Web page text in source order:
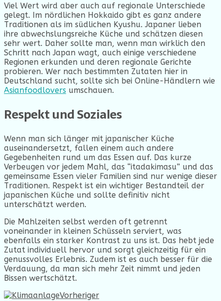
Viel Wert wird aber auch auf regionale Unterschiede
gelegt. Im nördlichen Hokkaido gibt es ganz andere
Traditionen als im südlichen Kyushu. Japaner lieben
ihre abwechslungsreiche Küche und schätzen diesen
sehr wert. Daher sollte man, wenn man wirklich den
Schritt nach Japan wagt, auch einige verschiedene
Regionen erkunden und deren regionale Gerichte
probieren. Wer nach bestimmten Zutaten hier in
Deutschland sucht, sollte sich bei Online-Händlern wie
Asianfoodlovers umschauen.
Respekt und Soziales
Wenn man sich länger mit japanischer Küche
auseinandersetzt, fallen einem auch andere
Gegebenheiten rund um das Essen auf. Das kurze
Verbeugen vor jedem Mahl, das “itadakimasu” und das
gemeinsame Essen vieler Familien sind nur wenige dieser
Traditionen. Respekt ist ein wichtiger Bestandteil der
japanischen Küche und sollte definitiv nicht
unterschätzt werden.
Die Mahlzeiten selbst werden oft getrennt
voneinander in kleinen Schüsseln serviert, was
ebenfalls ein starker Kontrast zu uns ist. Das hebt jede
Zutat individuell hervor und sorgt gleichzeitig für ein
genussvolles Erlebnis. Zudem ist es auch besser für die
Verdauung, da man sich mehr Zeit nimmt und jeden
Bissen wertschätzt.
Vorheriger